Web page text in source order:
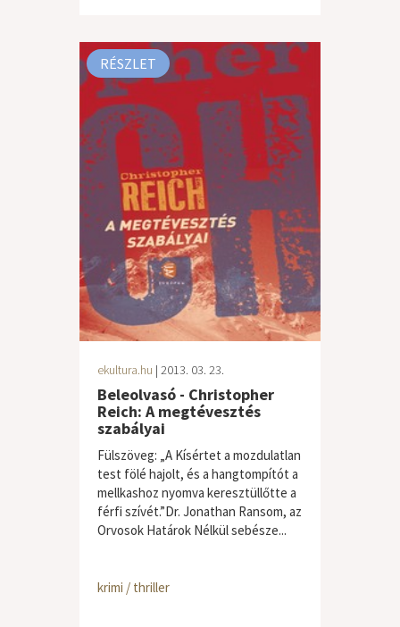
RÉSZLET
ekultura.hu | 2013. 03. 23.
Beleolvasó - Christopher
Reich: A megtévesztés
szabályai
Fülszöveg: „A Kísértet a mozdulatlan
test fölé hajolt, és a hangtompítót a
mellkashoz nyomva keresztüllőtte a
férfi szívét.”Dr. Jonathan Ransom, az
Orvosok Határok Nélkül sebésze...
krimi / thriller